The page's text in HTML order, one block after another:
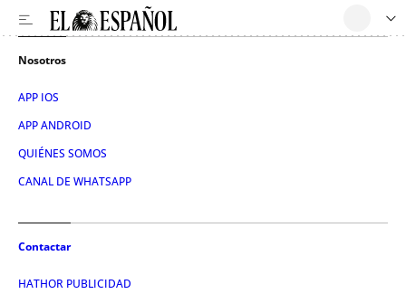
Nosotros
APP IOS
APP ANDROID
QUIÉNES SOMOS
CANAL DE WHATSAPP
Contactar
HATHOR PUBLICIDAD